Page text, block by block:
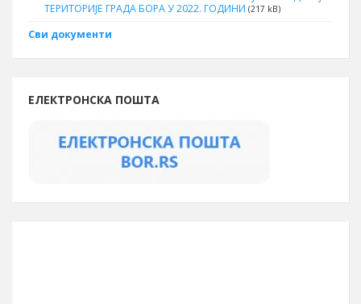
ТЕРИТОРИЈЕ ГРАДА БОРА У 2022. ГОДИНИ (217 kB)
Сви документи
ЕЛЕКТРОНСКА ПОШТА